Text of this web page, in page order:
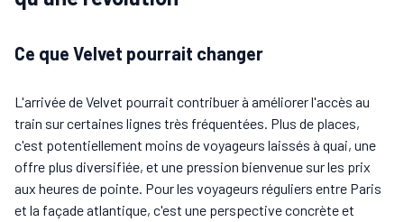
Ce que Velvet pourrait changer
L'arrivée de Velvet pourrait contribuer à améliorer l'accès au
train sur certaines lignes très fréquentées. Plus de places,
c'est potentiellement moins de voyageurs laissés à quai, une
offre plus diversifiée, et une pression bienvenue sur les prix
aux heures de pointe. Pour les voyageurs réguliers entre Paris
et la façade atlantique, c'est une perspective concrète et